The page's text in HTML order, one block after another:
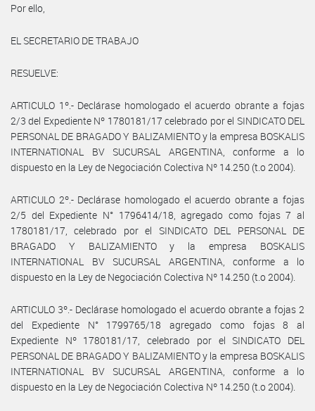
Por ello,
EL SECRETARIO DE TRABAJO
RESUELVE:
ARTICULO 1º.- Declárase homologado el acuerdo obrante a fojas
2/3 del Expediente Nº 1780181/17 celebrado por el SINDICATO DEL
PERSONAL DE BRAGADO Y BALIZAMIENTO y la empresa BOSKALIS
INTERNATIONAL BV SUCURSAL ARGENTINA, conforme a lo
dispuesto en la Ley de Negociación Colectiva Nº 14.250 (t.o 2004).
ARTICULO 2º.- Declárase homologado el acuerdo obrante a fojas
2/5 del Expediente N° 1796414/18, agregado como fojas 7 al
1780181/17, celebrado por el SINDICATO DEL PERSONAL DE
BRAGADO Y BALIZAMIENTO y la empresa BOSKALIS
INTERNATIONAL BV SUCURSAL ARGENTINA, conforme a lo
dispuesto en la Ley de Negociación Colectiva Nº 14.250 (t.o 2004).
ARTICULO 3º.- Declárase homologado el acuerdo obrante a fojas 2
del Expediente N° 1799765/18 agregado como fojas 8 al
Expediente Nº 1780181/17, celebrado por el SINDICATO DEL
PERSONAL DE BRAGADO Y BALIZAMIENTO y la empresa BOSKALIS
INTERNATIONAL BV SUCURSAL ARGENTINA, conforme a lo
dispuesto en la Ley de Negociación Colectiva Nº 14.250 (t.o 2004).